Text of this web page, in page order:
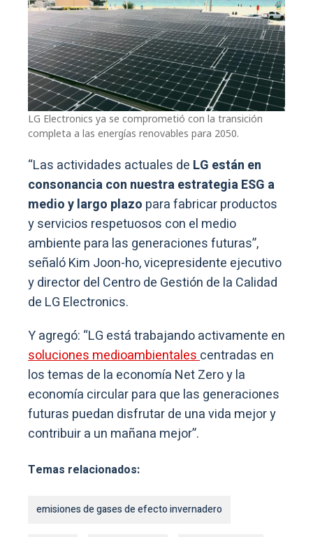
LG Electronics ya se comprometió con la transición
completa a las energías renovables para 2050.
“Las actividades actuales de LG están en
consonancia con nuestra estrategia ESG a
medio y largo plazo para fabricar productos
y servicios respetuosos con el medio
ambiente para las generaciones futuras”,
señaló Kim Joon-ho, vicepresidente ejecutivo
y director del Centro de Gestión de la Calidad
de LG Electronics.
Y agregó: “LG está trabajando activamente en
soluciones medioambientalescentradas en
los temas de la economía Net Zero y la
economía circular para que las generaciones
futuras puedan disfrutar de una vida mejor y
contribuir a un mañana mejor”.
Temas relacionados:
emisiones de gases de efecto invernadero